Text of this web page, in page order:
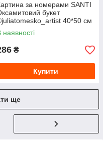
за номерами SANTI
букет
40*50 см
наявності
₴
Купити
ще